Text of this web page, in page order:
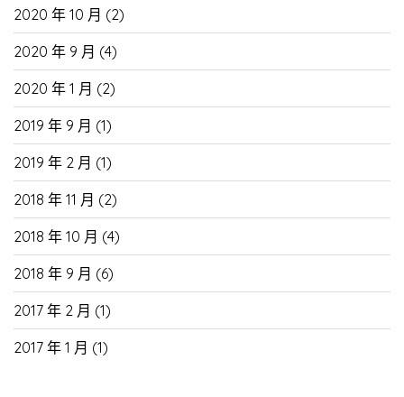
2020 年 10 月 (2)
2020 年 9 月 (4)
2020 年 1 月 (2)
2019 年 9 月 (1)
2019 年 2 月 (1)
2018 年 11 月 (2)
2018 年 10 月 (4)
2018 年 9 月 (6)
2017 年 2 月 (1)
2017 年 1 月 (1)